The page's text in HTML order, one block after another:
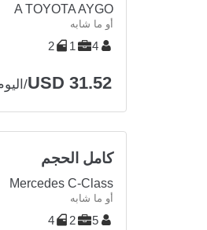
A TOYOTA AYGO
أو ما شابه
4
1
2
USD 31.52
/
كامل الحجم
Mercedes C-Class
أو ما شابه
5
2
4